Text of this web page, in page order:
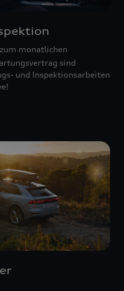
monatlichen
sind
und Inspektionsarbeiten